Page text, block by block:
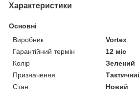
Характеристики
Основні
Виробник
Vortex
Гарантійний термін
12 міс
Колір
Зелений
Призначення
Стан
Новий